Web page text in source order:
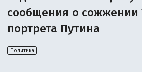
сообщения о сожжении
портрета Путина
Политика